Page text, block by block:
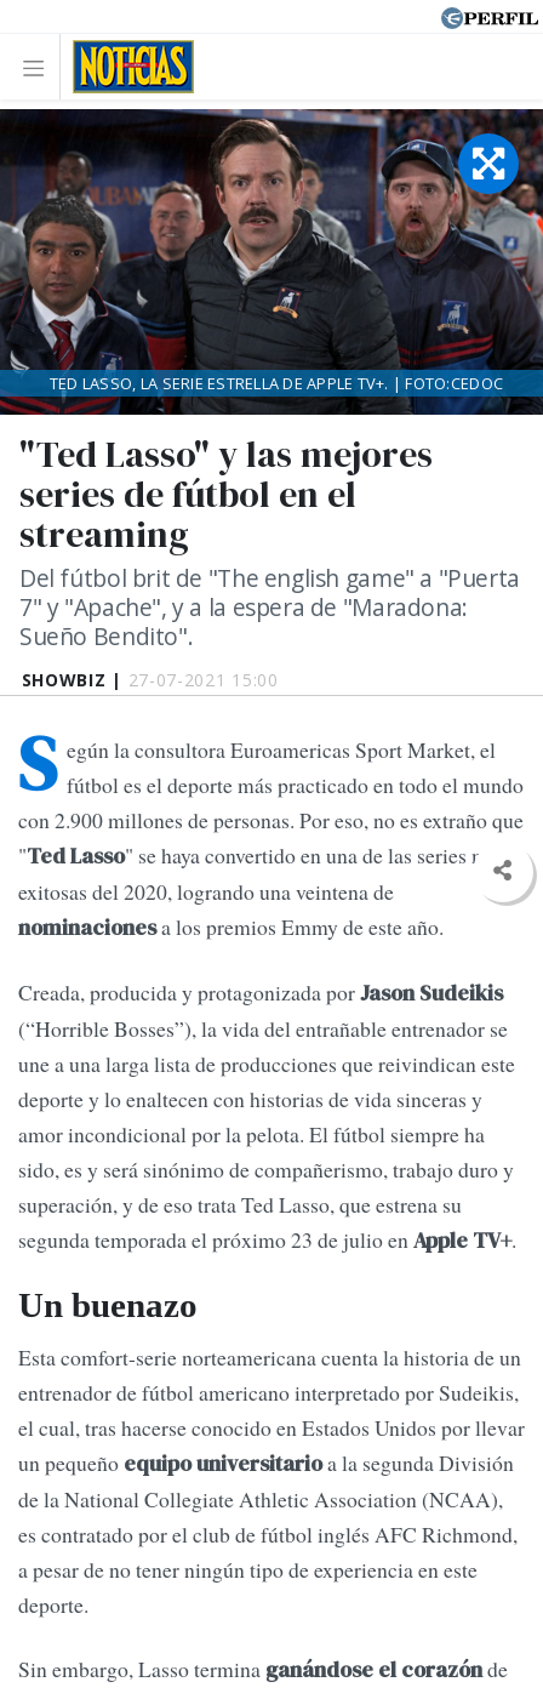
SHOWBIZ | 27-07-2021 15:00
"Ted Lasso" y las mejores
series de fútbol en el
streaming
Del fútbol brit de "The english game" a "Puerta
7" y "Apache", y a la espera de "Maradona:
Sueño Bendito".
TED LASSO, LA SERIE ESTRELLA DE APPLE TV+. | FOTO:CEDOC
S egún la consultora Euroamericas Sport Market, el
fútbol es el deporte más practicado en todo el mundo
con 2.900 millones de personas. Por eso, no es extraño que
"Ted Lasso" se haya convertido en una de las series más
exitosas del 2020, logrando una veintena de
nominacionesa los premios Emmy de este año.
Creada, producida y protagonizada porJason Sudeikis
(“Horrible Bosses”), la vida del entrañable entrenador se
une a una larga lista de producciones que reivindican este
deporte y lo enaltecen con historias de vida sinceras y
amor incondicional por la pelota. El fútbol siempre ha
sido, es y será sinónimo de compañerismo, trabajo duro y
superación, y de eso trata Ted Lasso, que estrena su
segunda temporada el próximo 23 de julio enApple TV+.
Un buenazo
Esta comfort-serie norteamericana cuenta la historia de un
entrenador de fútbol americano interpretado por Sudeikis,
el cual, tras hacerse conocido en Estados Unidos por llevar
un pequeño equipo universitarioa la segunda División
de la National Collegiate Athletic Association (NCAA),
es contratado por el club de fútbol inglés AFC Richmond,
a pesar de no tener ningún tipo de experiencia en este
deporte.
Sin embargo, Lasso termina ganándose el corazónde